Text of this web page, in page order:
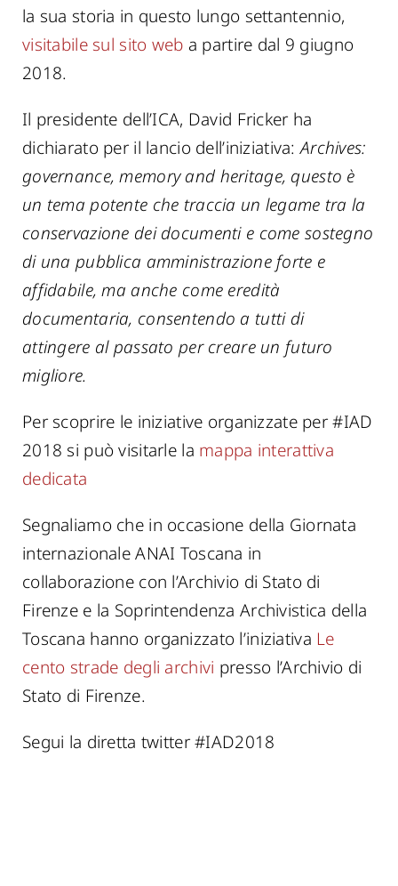
la sua storia in questo lungo settantennio,
visitabile sul sito web a partire dal 9 giugno
2018.
Il presidente dell’ICA, David Fricker ha
dichiarato per il lancio dell’iniziativa: Archives:
governance, memory and heritage, questo è
un tema potente che traccia un legame tra la
conservazione dei documenti e come sostegno
di una pubblica amministrazione forte e
affidabile, ma anche come eredità
documentaria, consentendo a tutti di
attingere al passato per creare un futuro
migliore.
Per scoprire le iniziative organizzate per #IAD
2018 si può visitarle la mappa interattiva
dedicata
Segnaliamo che in occasione della Giornata
internazionale ANAI Toscana in
collaborazione con l’Archivio di Stato di
Firenze e la Soprintendenza Archivistica della
Toscana hanno organizzato l’iniziativa Le
cento strade degli archivi presso l’Archivio di
Stato di Firenze.
Segui la diretta twitter #IAD2018